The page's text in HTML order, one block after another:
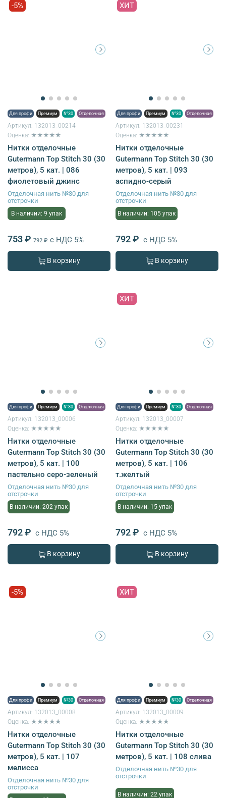
-5%
Для профи Премиум №30 Отделочная
Артикул: 132013_00214
Оценка: ★★★★★
Нитки отделочные
Gutermann Top Stitch 30 (30
метров), 5 кат. | 086
фиолетовый джинс
Отделочная нить №30 для
отстрочки
В наличии: 9 упак
753 ₽ 792 ₽ с НДС 5%
В корзину
ХИТ
Для профи Премиум №30 Отделочная
Артикул: 132013_00231
Оценка: ★★★★★
Нитки отделочные
Gutermann Top Stitch 30 (30
метров), 5 кат. | 093
аспидно-серый
Отделочная нить №30 для
отстрочки
В наличии: 105 упак
792 ₽ с НДС 5%
В корзину
Для профи Премиум №30 Отделочная
Артикул: 132013_00006
Оценка: ★★★★★
Нитки отделочные
Gutermann Top Stitch 30 (30
метров), 5 кат. | 100
пастельно серо-зеленый
Отделочная нить №30 для
отстрочки
В наличии: 202 упак
792 ₽ с НДС 5%
В корзину
ХИТ
Для профи Премиум №30 Отделочная
Артикул: 132013_00007
Оценка: ★★★★★
Нитки отделочные
Gutermann Top Stitch 30 (30
метров), 5 кат. | 106
т.желтый
Отделочная нить №30 для
отстрочки
В наличии: 15 упак
792 ₽ с НДС 5%
В корзину
-5%
Для профи Премиум №30 Отделочная
Артикул: 132013_00008
Оценка: ★★★★★
Нитки отделочные
Gutermann Top Stitch 30 (30
метров), 5 кат. | 107
мелисса
Отделочная нить №30 для
отстрочки
ХИТ
Для профи Премиум №30 Отделочная
Артикул: 132013_00009
Оценка: ★★★★★
Нитки отделочные
Gutermann Top Stitch 30 (30
метров), 5 кат. | 108 слива
Отделочная нить №30 для
отстрочки
В наличии: 22 упак